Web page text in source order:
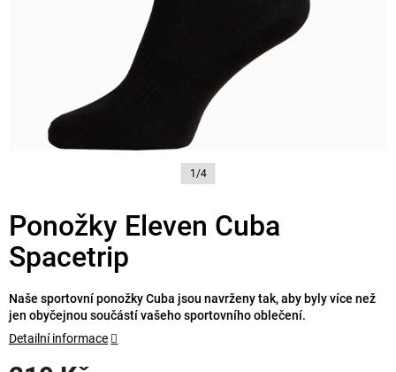
1/4
Ponožky Eleven Cuba
Spacetrip
Naše sportovní ponožky Cuba jsou navrženy tak, aby byly více než
jen obyčejnou součástí vašeho sportovního oblečení.
Detailní informace